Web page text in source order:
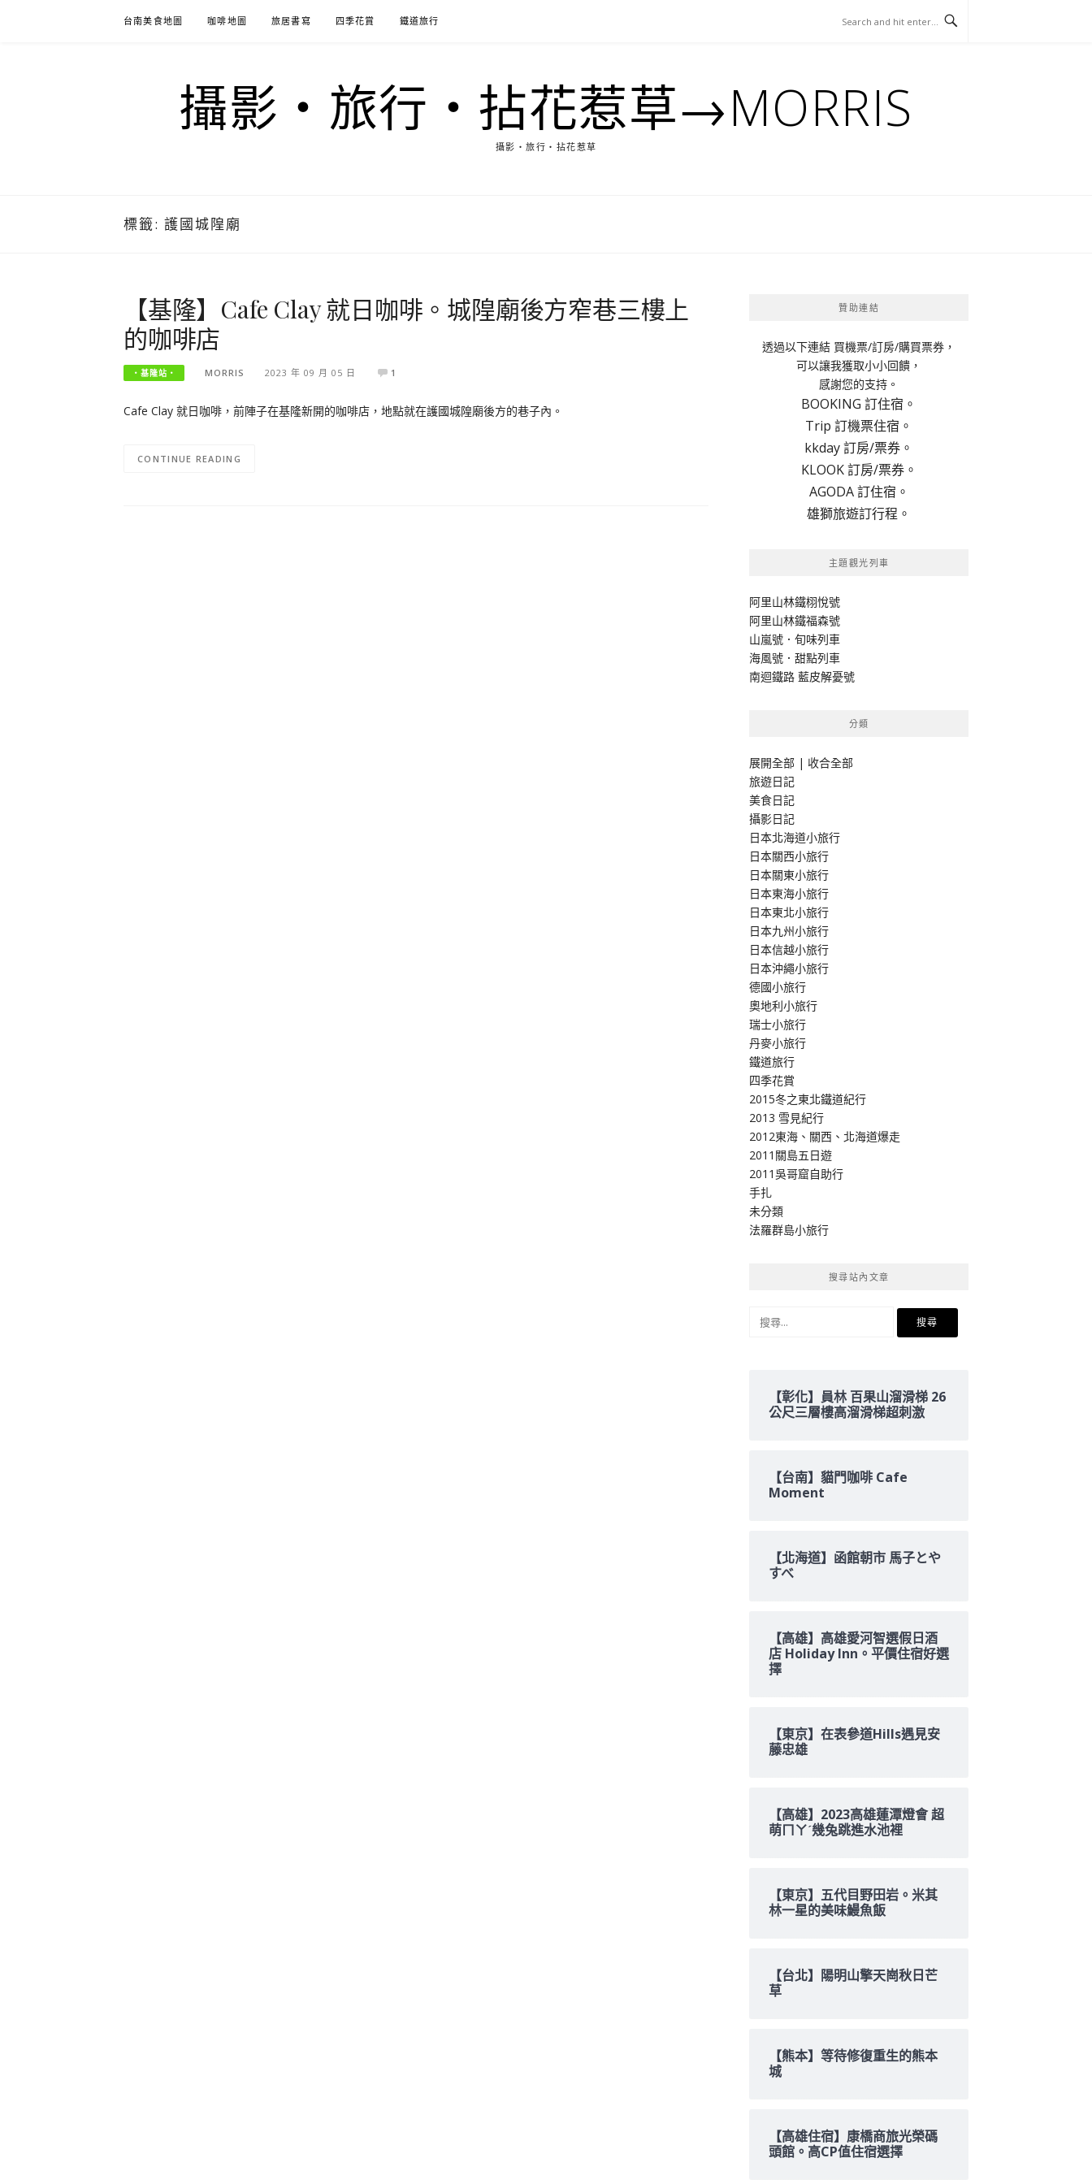
台南美食地圖 咖啡地圖 旅居書寫 四季花賞 鐵道旅行
攝影‧旅行‧拈花惹草→MORRIS
攝影‧旅行‧拈花惹草
標籤: 護國城隍廟
【基隆】Cafe Clay 就日咖啡。城隍廟後方窄巷三樓上
的咖啡店
‧基隆站‧ MORRIS 2023 年 09 月 05 日 1
Cafe Clay 就日咖啡，前陣子在基隆新開的咖啡店，地點就在護國城隍廟後方的巷子內。
CONTINUE READING
贊助連結
透過以下連結 買機票/訂房/購買票券，
可以讓我獲取小小回饋，
感謝您的支持。
BOOKING 訂住宿。
Trip 訂機票住宿。
kkday 訂房/票券。
KLOOK 訂房/票券。
AGODA 訂住宿。
雄獅旅遊訂行程。
主題觀光列車
阿里山林鐵栩悅號
阿里山林鐵福森號
山嵐號．旬味列車
海風號．甜點列車
南迴鐵路 藍皮解憂號
分類
展開全部 | 收合全部
旅遊日記
美食日記
攝影日記
日本北海道小旅行
日本關西小旅行
日本關東小旅行
日本東海小旅行
日本東北小旅行
日本九州小旅行
日本信越小旅行
日本沖繩小旅行
德國小旅行
奧地利小旅行
瑞士小旅行
丹麥小旅行
鐵道旅行
四季花賞
2015冬之東北鐵道紀行
2013 雪見紀行
2012東海、關西、北海道爆走
2011關島五日遊
2011吳哥窟自助行
手扎
未分類
法羅群島小旅行
搜尋站內文章
【彰化】員林 百果山溜滑梯 26
公尺三層樓高溜滑梯超刺激
【台南】貓門咖啡 Cafe
Moment
【北海道】函館朝市 馬子とや
すべ
【高雄】高雄愛河智選假日酒
店 Holiday Inn。平價住宿好選
擇
【東京】在表參道Hills遇見安
藤忠雄
【高雄】2023高雄蓮潭燈會 超
萌ㄇㄚˊ幾兔跳進水池裡
【東京】五代目野田岩。米其
林一星的美味鰻魚飯
【台北】陽明山擎天崗秋日芒
草
【熊本】等待修復重生的熊本
城
【高雄住宿】康橋商旅光榮碼
頭館。高CP值住宿選擇